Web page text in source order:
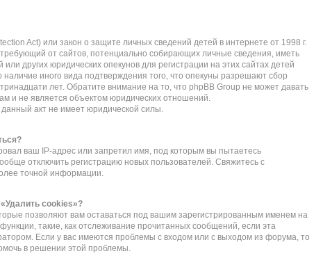
Act) или закон о защите личных сведений детей в интернете от 1998 г.
от сайтов, потенциально собирающих личные сведения, иметь
других юридических опекунов для регистрации на этих сайтах детей
иного вида подтверждения того, что опекуны разрешают сбор
лет. Обратите внимание на то, что phpBB Group не может давать
и не является объектом юридических отношений.
акт не имеет юридической силы.
ваш IP-адрес или запретил имя, под которым вы пытаетесь
отключить регистрацию новых пользователей. Свяжитесь с
точной информации.
cookies»?
позволяют вам оставаться под вашим зарегистрированным именем на
такие, как отслеживание прочитанных сообщений, если эта
Если у вас имеются проблемы с входом или с выходом из форума, то
в решении этой проблемы.